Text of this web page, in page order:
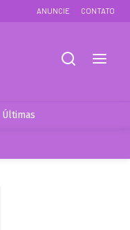
ANUNCIE CONTATO
Últimas